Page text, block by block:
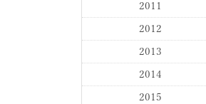
2011
2012
2013
2014
2015